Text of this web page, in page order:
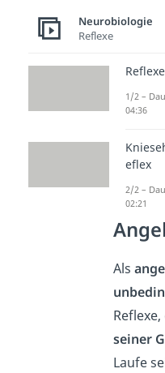
Als
seiner
Laufe
Neurobiologie
Reflexe
Reflexe
1/2 –
04:36
eflex
2/2 –
02:21